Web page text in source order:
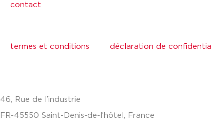
contact
termes et conditions déclaration de
46, Rue de l’industrie
FR-45550 Saint-Denis-de-l’hôtel, France